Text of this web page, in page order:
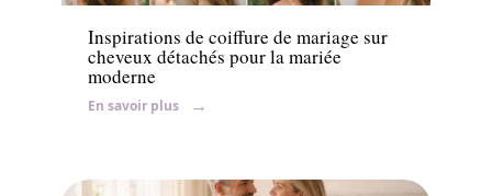
Inspirations de coiffure de mariage sur
cheveux détachés pour la mariée
moderne
En savoir plus